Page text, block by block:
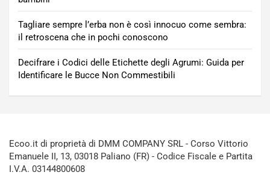
Tagliare sempre l’erba non è così innocuo come sembra:
il retroscena che in pochi conoscono
Decifrare i Codici delle Etichette degli Agrumi: Guida per
Identificare le Bucce Non Commestibili
Ecoo.it di proprietà di DMM COMPANY SRL - Corso Vittorio
Emanuele II, 13, 03018 Paliano (FR) - Codice Fiscale e Partita
I.V.A. 03144800608